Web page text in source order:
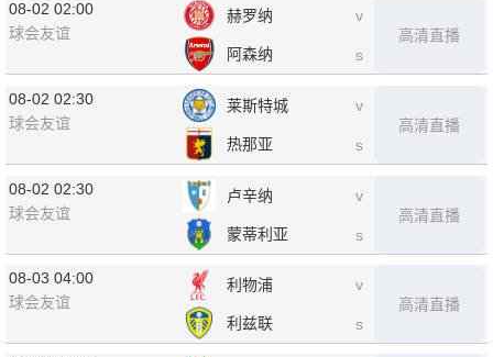
08-02 02:00
球会友谊
赫罗纳
阿森纳
v
s
高清直播
08-02 02:30
球会友谊
莱斯特城
热那亚
v
s
高清直播
08-02 02:30
球会友谊
卢辛纳
蒙蒂利亚
v
s
高清直播
08-03 04:00
球会友谊
利物浦
利兹联
v
s
高清直播